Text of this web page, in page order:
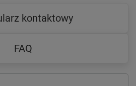
kontaktowy
FAQ